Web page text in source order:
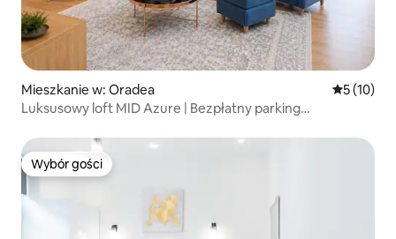
Mieszkanie w: Oradea Średnia
5 (10)
Luksusowy loft MID Azure | Bezpłatny parking
Wybór gości
Wybór gości